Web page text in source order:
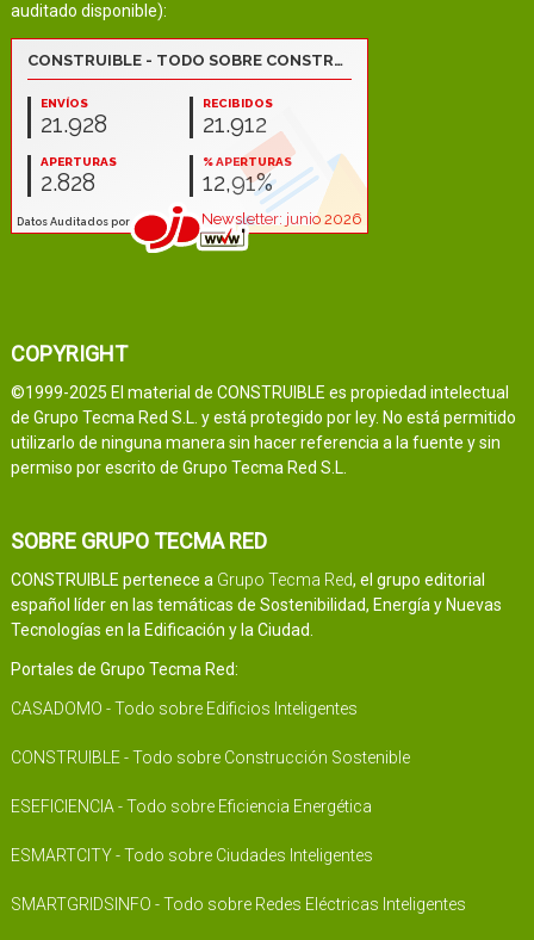
auditado disponible):
COPYRIGHT
©1999-2025 El material de CONSTRUIBLE es propiedad intelectual
de Grupo Tecma Red S.L. y está protegido por ley. No está permitido
utilizarlo de ninguna manera sin hacer referencia a la fuente y sin
permiso por escrito de Grupo Tecma Red S.L.
SOBRE GRUPO TECMA RED
CONSTRUIBLE pertenece a Grupo Tecma Red, el grupo editorial
español líder en las temáticas de Sostenibilidad, Energía y Nuevas
Tecnologías en la Edificación y la Ciudad.
Portales de Grupo Tecma Red:
CASADOMO - Todo sobre Edificios Inteligentes
CONSTRUIBLE - Todo sobre Construcción Sostenible
ESEFICIENCIA - Todo sobre Eficiencia Energética
ESMARTCITY - Todo sobre Ciudades Inteligentes
SMARTGRIDSINFO - Todo sobre Redes Eléctricas Inteligentes